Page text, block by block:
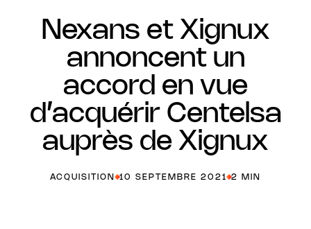
Nexans et Xignux
annoncent un
accord en vue
d’acquérir Centelsa
auprès de Xignux
ACQUISITION 10 SEPTEMBRE 2021 2 MIN